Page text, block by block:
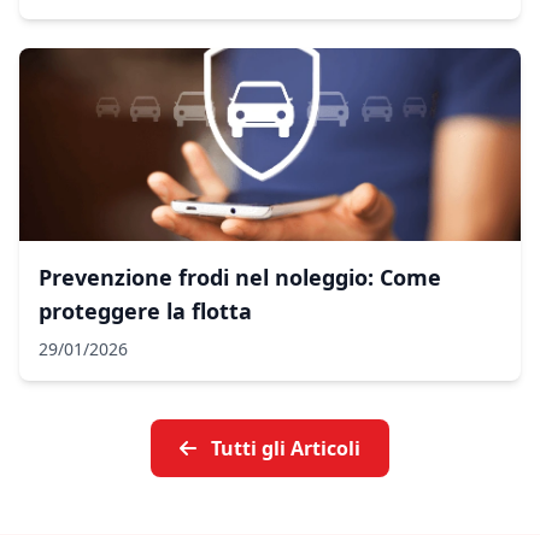
Prevenzione frodi nel noleggio: Come
proteggere la flotta
29/01/2026
Tutti gli Articoli